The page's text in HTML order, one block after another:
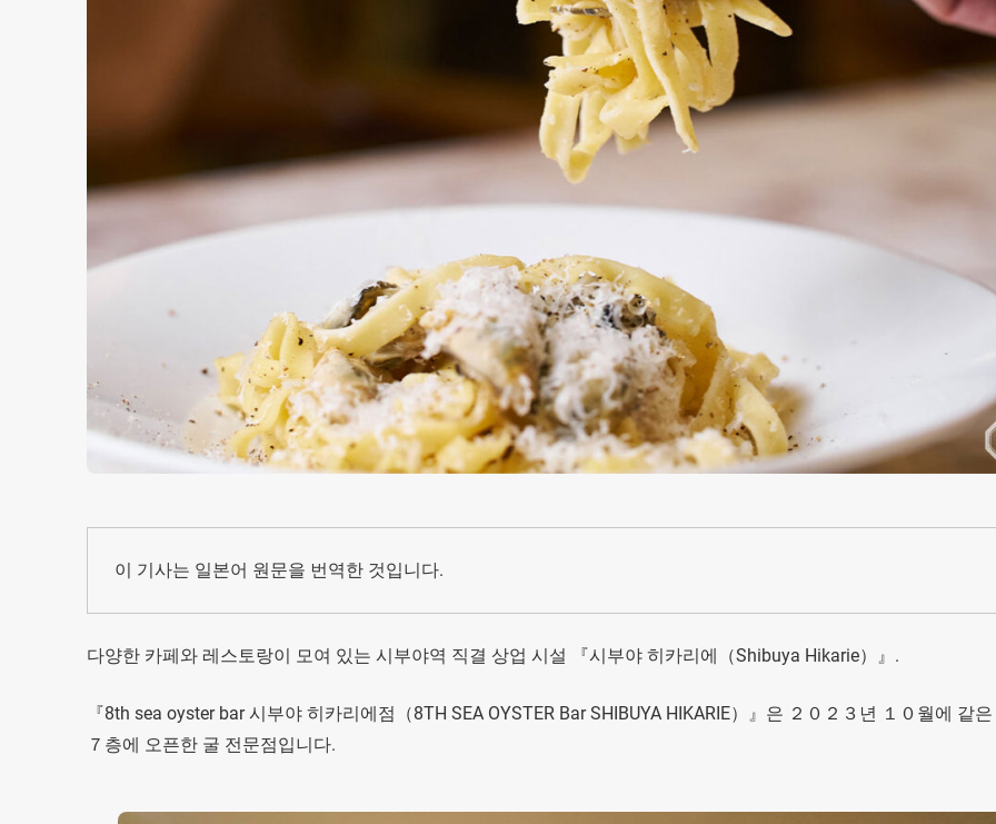
이 기사는 일본어 원문을 번역한 것입니다.
다양한 카페와 레스토랑이 모여 있는 시부야역 직결 상업 시설 『시부야 히카리에（Shibuya Hikarie）』.
『8th sea oyster bar 시부야 히카리에점（8TH SEA OYSTER Bar SHIBUYA HIKARIE）』은 ２０２３년 １０월에 같
７층에 오픈한 굴 전문점입니다.